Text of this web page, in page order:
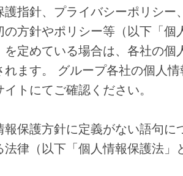
護指針、プライバシーポリシー
の方針やポリシー等（以下「個
を定めている場合は、各社の個
れます。 グループ各社の個人
トにてご確認ください。
報保護方針に定義がない語句に
法律（以下「個人情報保護法」